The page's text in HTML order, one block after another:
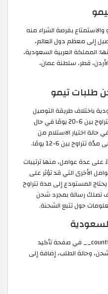
بفرصة الشراء منه
إلى معظم دول العالم،
المملكة العربية السعودية،
قطر، سلطنة عمان،
طلبات تيمو
باختلاف طريقة التوصيل
وحالة الطلب، فقد تحتاج إلى مدّة تتراوح بين 6-20 يومًا في حال
حالة اختيار الاستلام من
بين 6-12 يومًا.
على عدة عوامل، منها ترتيبات
الأخرى التي قد تؤثر على
المستودع إلى مدة تتراوح
وسوف تصلك رسالة بمجرد شحن
حول تتبع الشحنة.
سوف تجد تكلفة شحن تيمو __counttry__ في صفحة تأكيد
وحالة الطلب، إضافة إلى